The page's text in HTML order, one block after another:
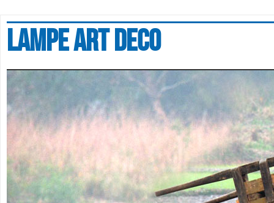
Lampe art deco